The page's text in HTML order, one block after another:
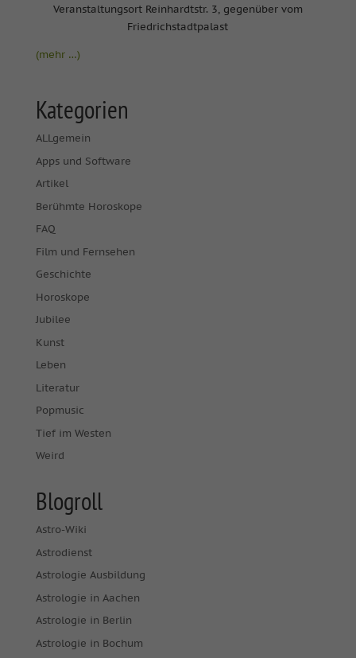
Veranstaltungsort Reinhardtstr. 3, gegenüber vom
Friedrichstadtpalast
(mehr …)
Kategorien
ALLgemein
Apps und Software
Artikel
Berühmte Horoskope
FAQ
Film und Fernsehen
Geschichte
Horoskope
Jubilee
Kunst
Leben
Literatur
Popmusic
Tief im Westen
Weird
Blogroll
Astro-Wiki
Astrodienst
Astrologie Ausbildung
Astrologie in Aachen
Astrologie in Berlin
Astrologie in Bochum